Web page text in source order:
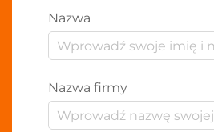
Nazwa
Nazwa firmy